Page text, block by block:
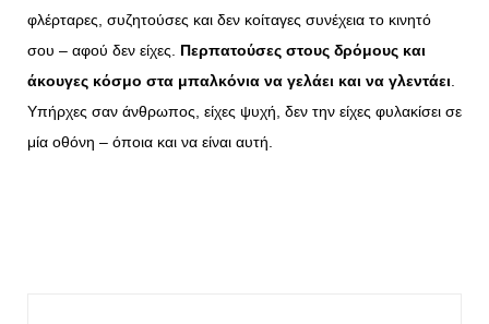
φλέρταρες, συζητούσες και δεν κοίταγες συνέχεια το κινητό
σου – αφού δεν είχες. Περπατούσες στους δρόμους και
άκουγες κόσμο στα μπαλκόνια να γελάει και να γλεντάει
Υπήρχες σαν άνθρωπος, είχες ψυχή, δεν την είχες φυλακίσει σε
μία οθόνη – όποια και να είναι αυτή.